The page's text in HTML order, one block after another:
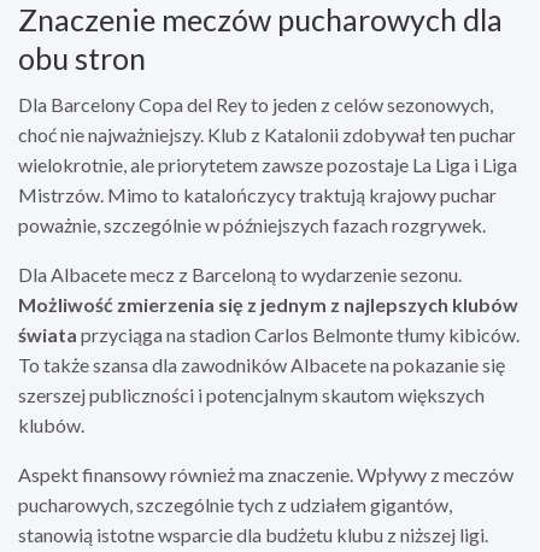
Znaczenie meczów pucharowych dla
obu stron
Dla Barcelony Copa del Rey to jeden z celów sezonowych,
choć nie najważniejszy. Klub z Katalonii zdobywał ten puchar
wielokrotnie, ale priorytetem zawsze pozostaje La Liga i Liga
Mistrzów. Mimo to katalończycy traktują krajowy puchar
poważnie, szczególnie w późniejszych fazach rozgrywek.
Dla Albacete mecz z Barceloną to wydarzenie sezonu.
Możliwość zmierzenia się z jednym z najlepszych klubów
świata przyciąga na stadion Carlos Belmonte tłumy kibiców.
To także szansa dla zawodników Albacete na pokazanie się
szerszej publiczności i potencjalnym skautom większych
klubów.
Aspekt finansowy również ma znaczenie. Wpływy z meczów
pucharowych, szczególnie tych z udziałem gigantów,
stanowią istotne wsparcie dla budżetu klubu z niższej ligi.